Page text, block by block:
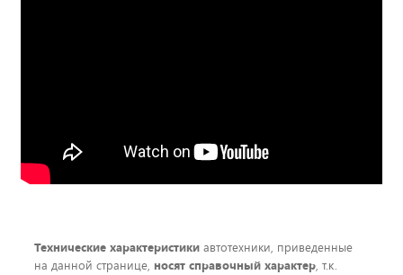
Технические характеристики автотехники, приведенные
на данной странице, носят справочный характер, т.к.